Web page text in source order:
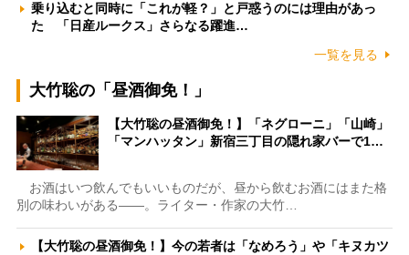
乗り込むと同時に「これが軽？」と戸惑うのには理由があっ
た 「日産ルークス」さらなる躍進…
一覧を見る
大竹聡の「昼酒御免！」
【大竹聡の昼酒御免！】「ネグローニ」「山崎」
「マンハッタン」新宿三丁目の隠れ家バーで1…
お酒はいつ飲んでもいいものだが、昼から飲むお酒にはまた格
別の味わいがある――。ライター・作家の大竹…
【大竹聡の昼酒御免！】今の若者は「なめろう」や「キヌカツ